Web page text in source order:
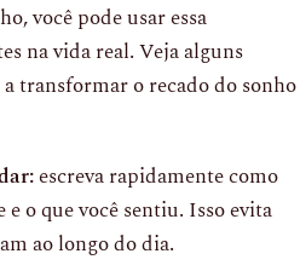
você pode usar essa
na vida real. Veja alguns
transformar o recado do sonho
escreva rapidamente como
o que você sentiu. Isso evita
ao longo do dia.